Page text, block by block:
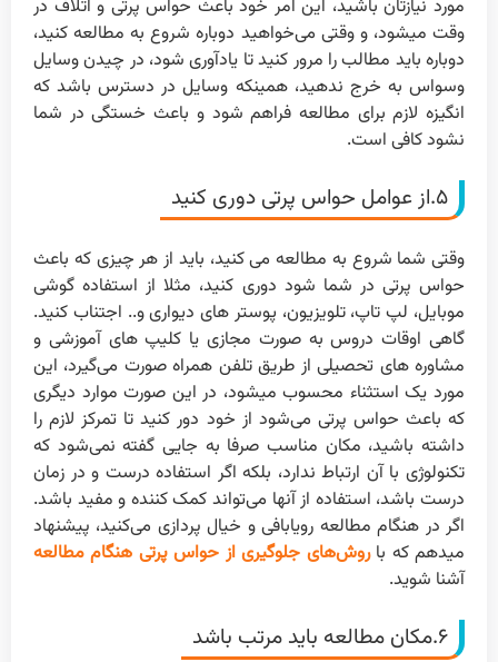
مورد نیازتان باشید، این امر خود باعث حواس پرتی و اتلاف در
وقت میشود، و وقتی می‌خواهید دوباره شروع به مطالعه کنید،
دوباره باید مطالب را مرور کنید تا یادآوری شود، در چیدن وسایل
وسواس به خرج ندهید، همینکه وسایل در دسترس باشد که
انگیزه لازم برای مطالعه فراهم شود و باعث خستگی در شما
نشود کافی است.
۵.از عوامل حواس پرتی دوری کنید
وقتی شما شروع به مطالعه می کنید، باید از هر چیزی که باعث
حواس پرتی در شما شود دوری کنید، مثلا از استفاده گوشی
موبایل، لپ تاپ، تلویزیون، پوستر های دیواری و.. اجتناب کنید.
گاهی اوقات دروس به صورت مجازی یا کلیپ های آموزشی و
مشاوره های تحصیلی از طریق تلفن همراه صورت می‌گیرد، این
مورد یک استثناء محسوب میشود، در این صورت موارد دیگری
که باعث حواس پرتی می‌شود از خود دور کنید تا تمرکز لازم را
داشته باشید، مکان مناسب صرفا به جایی گفته نمی‌شود که
تکنولوژی با آن ارتباط ندارد، بلکه اگر استفاده درست و در زمان
درست باشد، استفاده از آنها می‌تواند کمک کننده و مفید باشد.
اگر در هنگام مطالعه رویابافی و خیال پردازی می‌کنید، پیشنهاد
میدهم که باروش‌های جلوگیری از حواس پرتی هنگام مطالعه
آشنا شوید.
۶.مکان مطالعه باید مرتب باشد